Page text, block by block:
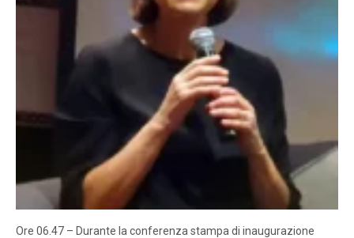
Ore 06.47 – Durante la conferenza stampa di inaugurazione